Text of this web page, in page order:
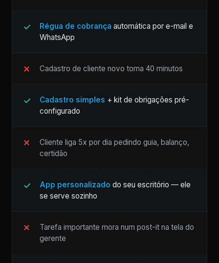
Régua de cobrança automática por e-mail e
WhatsApp
Cadastro de cliente novo toma 40 minutos
Cadastro simples + kit de obrigações pré-
configurado
Cliente liga 5x por dia pedindo guia, balanço,
certidão
App personalizado do seu escritório — ele
se serve sozinho
Tarefa importante mora num post-it na tela do
gerente